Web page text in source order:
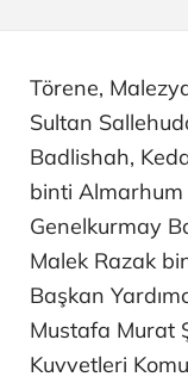
Törene,
Sultan
Badlishah,
binti
Genelkurmay
Malek Razak
Başkan
Mustafa Murat
Kuvvetleri